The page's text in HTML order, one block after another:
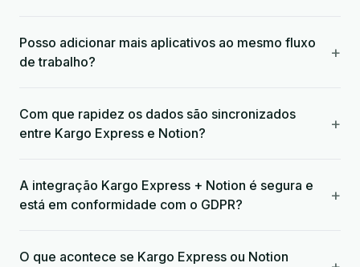
Posso adicionar mais aplicativos ao mesmo fluxo
de trabalho?
+
Com que rapidez os dados são sincronizados
entre Kargo Express e Notion?
+
A integração Kargo Express + Notion é segura e
está em conformidade com o GDPR?
+
O que acontece se Kargo Express ou Notion